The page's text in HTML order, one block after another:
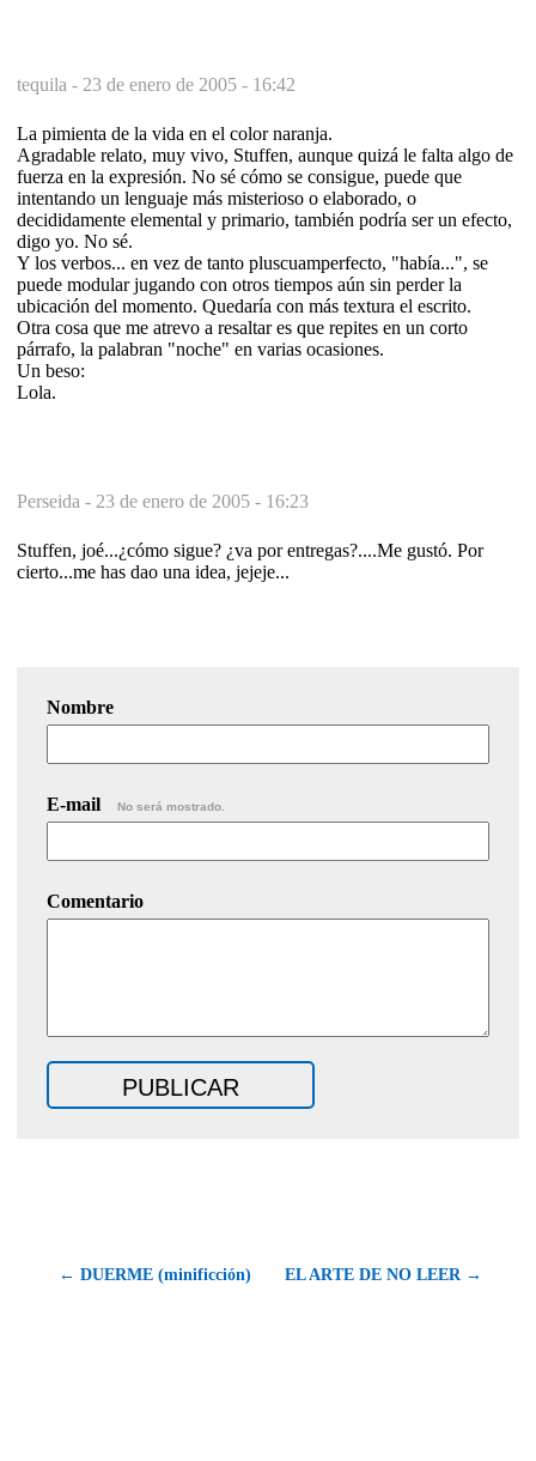
tequila - 23 de enero de 2005 - 16:42
La pimienta de la vida en el color naranja.
Agradable relato, muy vivo, Stuffen, aunque quizá le falta algo de
fuerza en la expresión. No sé cómo se consigue, puede que
intentando un lenguaje más misterioso o elaborado, o
decididamente elemental y primario, también podría ser un efecto,
digo yo. No sé.
Y los verbos... en vez de tanto pluscuamperfecto, "había...", se
puede modular jugando con otros tiempos aún sin perder la
ubicación del momento. Quedaría con más textura el escrito.
Otra cosa que me atrevo a resaltar es que repites en un corto
párrafo, la palabran "noche" en varias ocasiones.
Un beso:
Lola.
Perseida - 23 de enero de 2005 - 16:23
Stuffen, joé...¿cómo sigue? ¿va por entregas?....Me gustó. Por
cierto...me has dao una idea, jejeje...
Nombre
E-mail No será mostrado.
Comentario
← DUERME (minificción) EL ARTE DE NO LEER →